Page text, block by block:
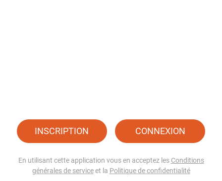
INSCRIPTION CONNEXION
En utilisant cette application vous en acceptez les Conditions
générales de serviceet la Politique de confidentialité